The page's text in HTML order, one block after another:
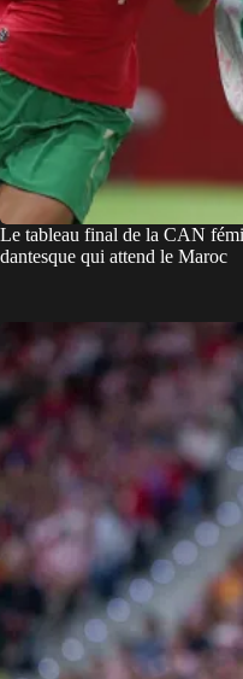
Le tableau final de la CAN
dantesque qui attend le Maroc